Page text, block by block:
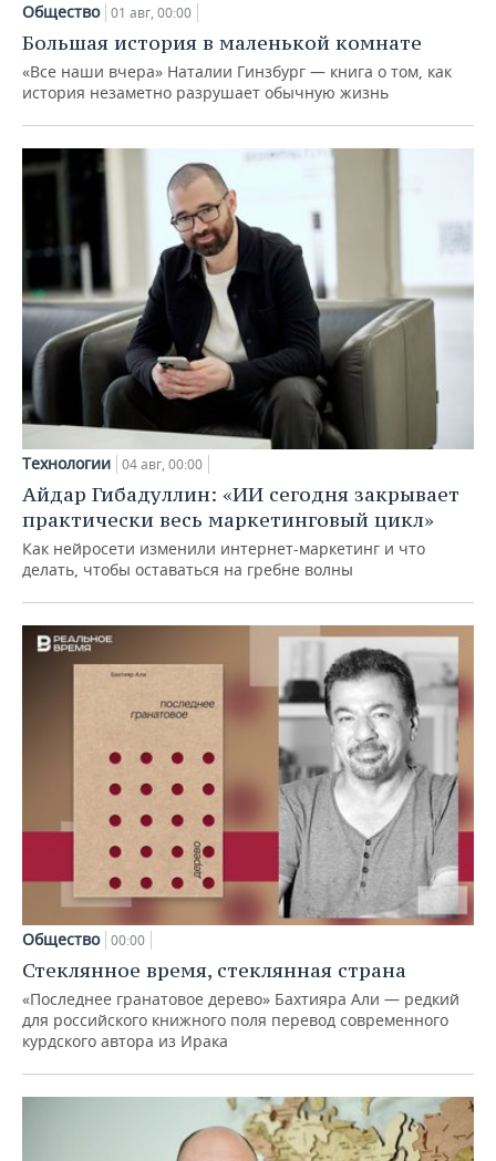
Общество 01 авг, 00:00
Большая история в маленькой комнате
«Все наши вчера» Наталии Гинзбург — книга о том, как
история незаметно разрушает обычную жизнь
Технологии 04 авг, 00:00
Айдар Гибадуллин: «ИИ сегодня закрывает
практически весь маркетинговый цикл»
Как нейросети изменили интернет-маркетинг и что
делать, чтобы оставаться на гребне волны
Общество 00:00
Стеклянное время, стеклянная страна
«Последнее гранатовое дерево» Бахтияра Али — редкий
для российского книжного поля перевод современного
курдского автора из Ирака